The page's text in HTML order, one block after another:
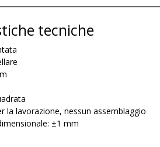
tecniche
la lavorazione, nessun assemblaggio
±1 mm